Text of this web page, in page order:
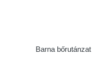
Barna